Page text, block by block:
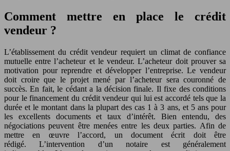
Comment mettre en place le crédit
vendeur ?
L’établissement du crédit vendeur requiert un climat de confiance
mutuelle entre l’acheteur et le vendeur. L’acheteur doit prouver sa
motivation pour reprendre et développer l’entreprise. Le vendeur
doit croire que le projet mené par l’acheteur sera couronné de
succès. En fait, le cédant a la décision finale. Il fixe des conditions
pour le financement du crédit vendeur qui lui est accordé tels que la
durée et le montant dans la plupart des cas 1 à 3 ans, et 5 ans pour
les excellents documents et taux d’intérêt. Bien entendu, des
négociations peuvent être menées entre les deux parties. Afin de
mettre en œuvre l’accord, un document écrit doit être
rédigé. L’intervention d’un notaire est généralement